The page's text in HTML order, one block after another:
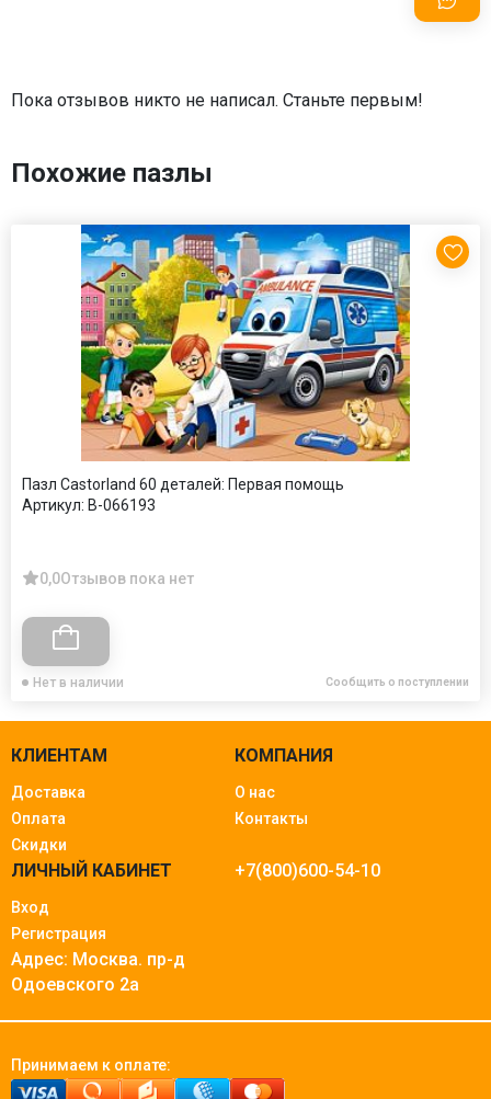
Пока отзывов никто не написал. Станьте первым!
Похожие пазлы
Пазл Castorland 60 деталей: Первая помощь
Артикул: В-066193
0,0Отзывов пока нет
Нет в наличии Сообщить о поступлении
КЛИЕНТАМ
Доставка
Оплата
Скидки
КОМПАНИЯ
О нас
Контакты
ЛИЧНЫЙ КАБИНЕТ
Вход
Регистрация
+7(800)600-54-10
Адрес: Москва. пр-д
Одоевского 2а
Принимаем к оплате: